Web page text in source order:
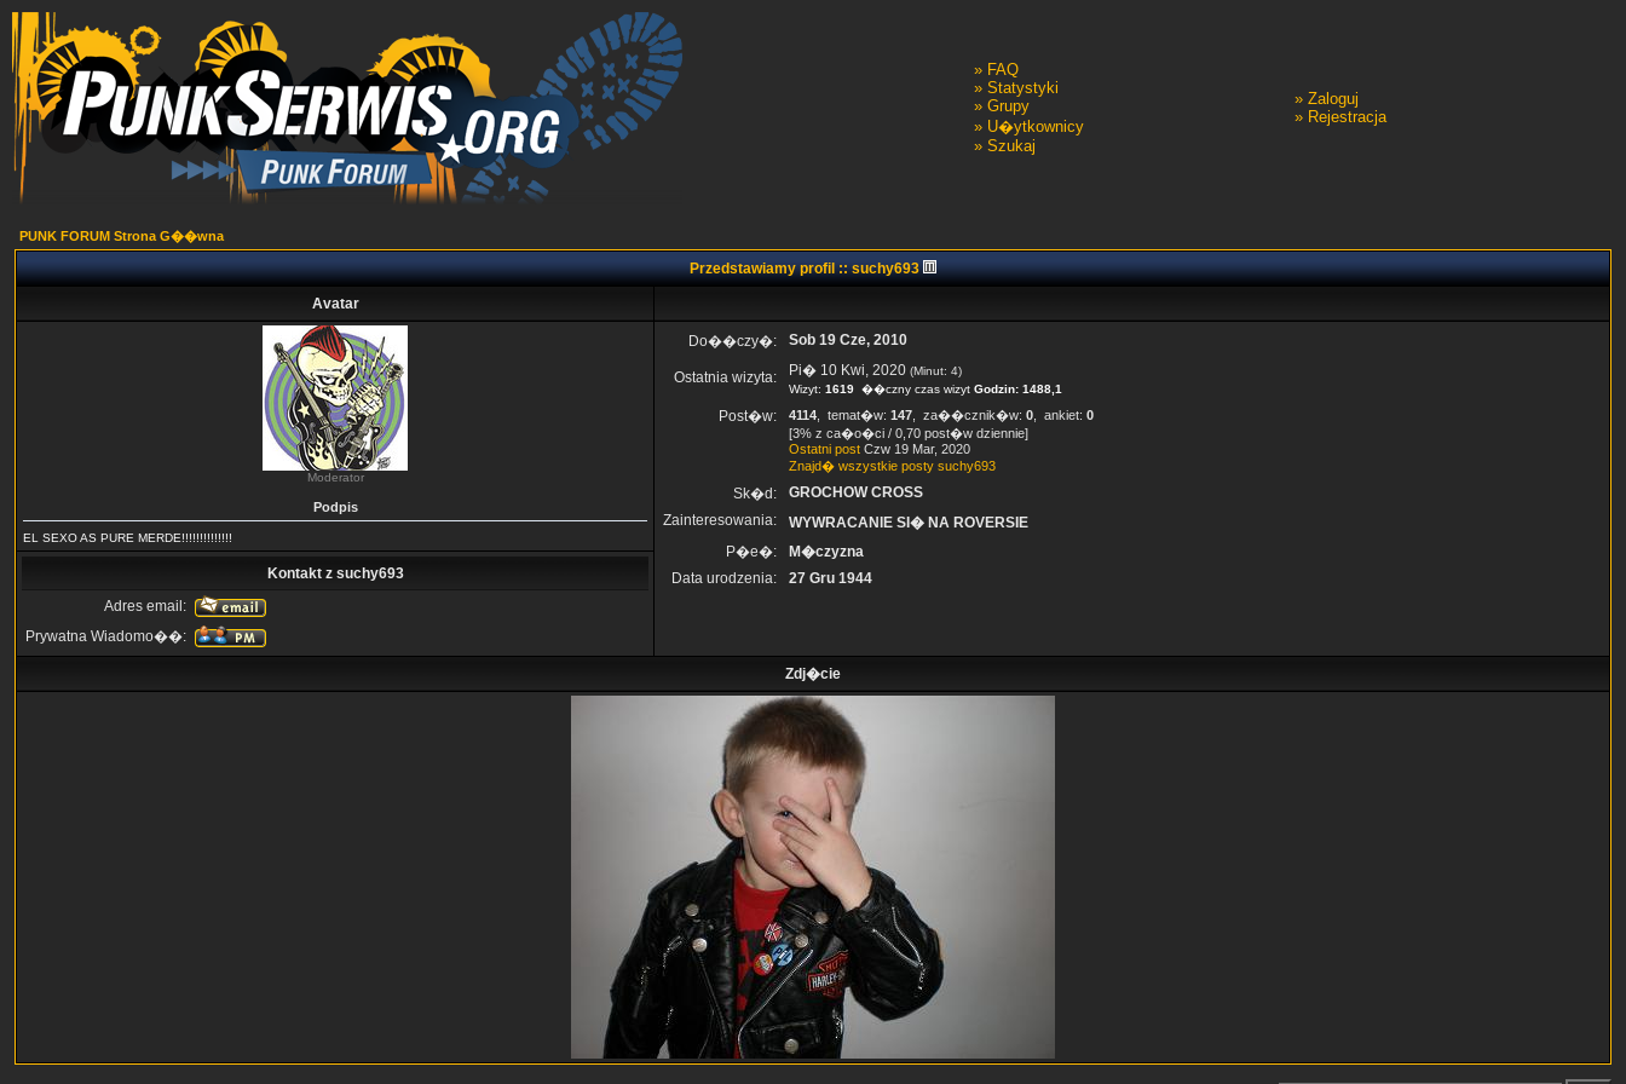
» FAQ
» Statystyki
» Grupy
» U�ytkownicy
» Szukaj
» Zaloguj
» Rejestracja
PUNK FORUM Strona G��wna
Przedstawiamy profil :: suchy693
Avatar
Moderator
Podpis
EL SEXO AS PURE MERDE!!!!!!!!!!!!!!
Do��czy�: Sob 19 Cze, 2010
Ostatnia wizyta: Pi� 10 Kwi, 2020 (Minut: 4)
Wizyt: 1619 ��czny czas wizyt Godzin: 1488,1
Post�w: 4114 , temat�w: 147 , za��cznik�w: 0 , ankiet: 0
[3% z ca�o�ci / 0,70 post�w dziennie]
Ostatni post Czw 19 Mar, 2020
Znajd� wszystkie posty suchy693
Sk�d:
GROCHOW CROSS
Zainteresowania:
WYWRACANIE SI� NA ROVERSIE
P�e�:
M�czyzna
Data urodzenia:
27 Gru 1944
Kontakt z suchy693
Adres email:
Prywatna Wiadomo��:
Zdj�cie